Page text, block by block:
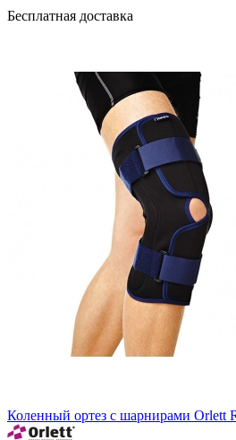
Бесплатная доставка
Коленный ортез c шарнирами Orlett